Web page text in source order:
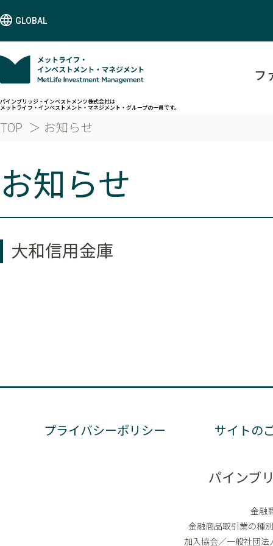
GLOBAL
パインブリッジ・インベストメンツ株式会社は
メットライフ・インベストメント・マネジメント・グループの一員です。
フ
TOP お知らせ
お知らせ
大和信用金庫
プライバシーポリシー サイトの
パインブ
金融
金融商品取引業の種
加入協会／一般社団